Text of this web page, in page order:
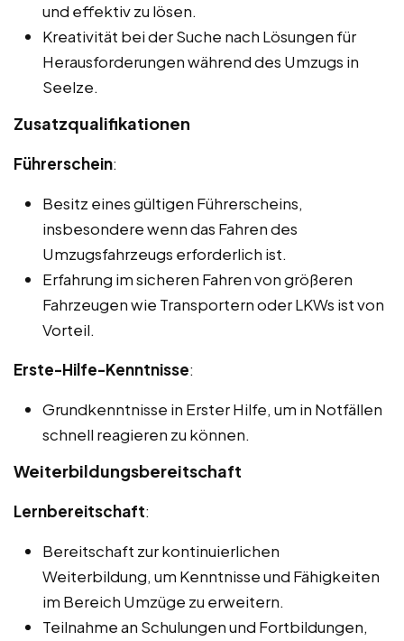
und effektiv zu lösen.
Kreativität bei der Suche nach Lösungen für
Herausforderungen während des Umzugs in
Seelze.
Zusatzqualifikationen
Führerschein:
Besitz eines gültigen Führerscheins,
insbesondere wenn das Fahren des
Umzugsfahrzeugs erforderlich ist.
Erfahrung im sicheren Fahren von größeren
Fahrzeugen wie Transportern oder LKWs ist von
Vorteil.
Erste-Hilfe-Kenntnisse:
Grundkenntnisse in Erster Hilfe, um in Notfällen
schnell reagieren zu können.
Weiterbildungsbereitschaft
Lernbereitschaft:
Bereitschaft zur kontinuierlichen
Weiterbildung, um Kenntnisse und Fähigkeiten
im Bereich Umzüge zu erweitern.
Teilnahme an Schulungen und Fortbildungen,